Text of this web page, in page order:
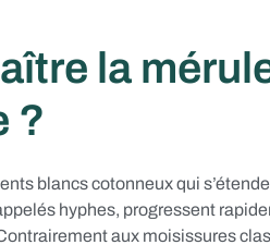
la
?
blancs cotonneux qui
hyphes, progressent
aux moisissures